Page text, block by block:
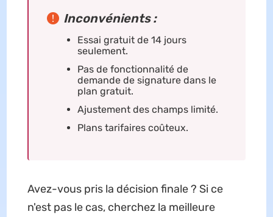
Inconvénients:
Essai gratuit de 14 jours
seulement.
Pas de fonctionnalité de
demande de signature dans le
plan gratuit.
Ajustement des champs limité.
Plans tarifaires coûteux.
Avez-vous pris la décision finale ? Si ce
n'est pas le cas, cherchez la meilleure